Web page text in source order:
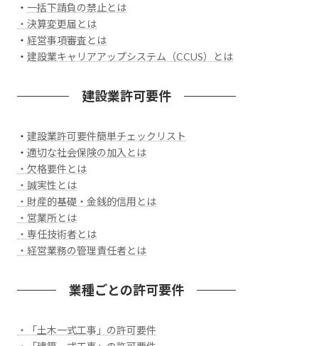
・ 一括下請負の禁止とは
・決算変更届とは
・ 経営事項審査とは
・建設業キャリアアップシステム（CCUS）とは
建設業許可要件
・建設業許可要件簡単チェックリスト
・適切な社会保険の加入とは
・欠格要件とは
・誠実性とは
・財産的基礎・金銭的信用とは
・営業所とは
・専任技術者とは
・経営業務の管理責任者とは
業種ごとの許可要件
・「土木一式工事」の許可要件